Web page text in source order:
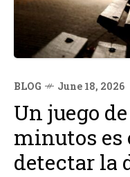
BLOG June 18, 2026
Un juego
minutos es
detectar la